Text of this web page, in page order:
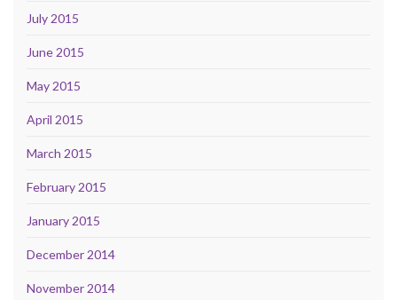
July 2015
June 2015
May 2015
April 2015
March 2015
February 2015
January 2015
December 2014
November 2014